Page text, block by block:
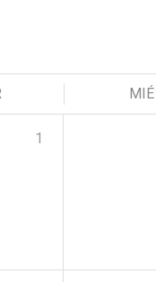
MIÉ
1